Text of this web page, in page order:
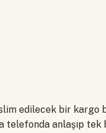
edilecek bir kargo
anlaşıp tek